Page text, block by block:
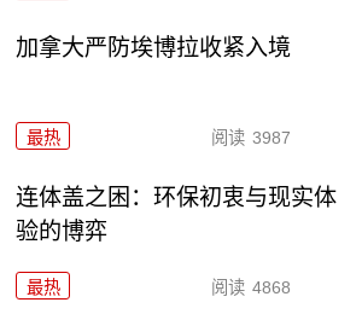
加拿大严防埃博拉收紧入境
最热 阅读 3987
连体盖之困：环保初衷与现实体
验的博弈
最热 阅读 4868